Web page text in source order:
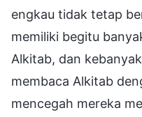
engkau tidak tetap
memiliki begitu
Alkitab, dan
membaca Alkitab
mencegah mereka